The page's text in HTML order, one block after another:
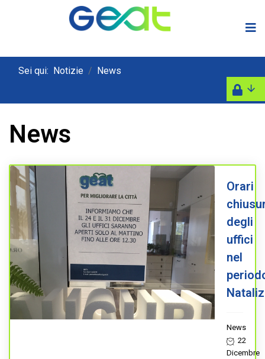
Sei qui: Notizie News
News
Orari
degli
uffici
nel
News
22
Dicembre